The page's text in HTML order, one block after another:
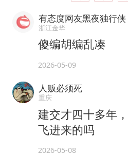
有态度网友黑夜独行侠
浙江金华
傻编胡编乱凑
2026-05-09
人贩必须死
重庆
建交才四十多年
飞进来的吗
2026-05-08